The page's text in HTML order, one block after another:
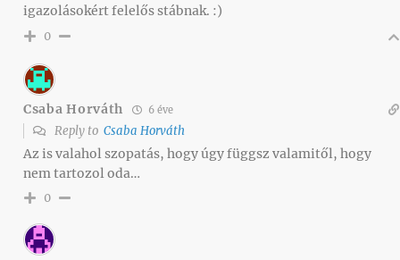
igazolásokért felelős stábnak. :)
0
Csaba Horváth 6 éve
Reply to Csaba Horváth
Az is valahol szopatás, hogy úgy függsz valamitől, hogy
nem tartozol oda…
0